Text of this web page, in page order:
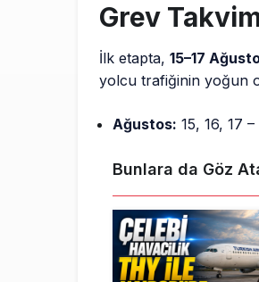
Grev
İlk etapta,15–17
yolcu trafiğinin yoğun
Ağustos: 15, 16, 17
Bunlara da Göz